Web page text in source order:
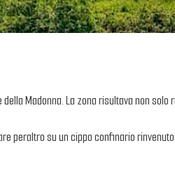
Madonna. La zona risultava non
peraltro su un cippo confinario